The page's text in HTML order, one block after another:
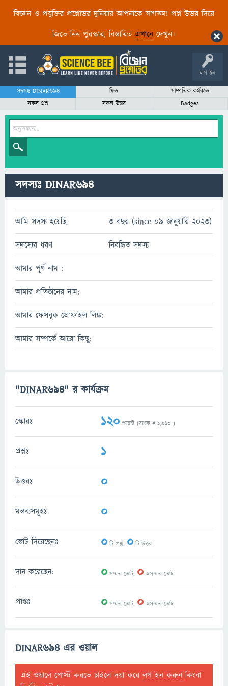
বিজ্ঞান ও প্রযুক্তির প্রশ্নোত্তর দুনিয়ায় আপনাকে স্বাগতম! প্রশ্ন-উত্তর দিয়ে
জিতে নিন পুরস্কার, বিস্তারিত এখানেদেখুন।
লগ ইন
সদস্যঃ DINAR694 ফিড
সাম্প্রতিক কর্মকান্ড
সকল প্রশ্ন
সকল উত্তর Badges
সদস্যঃ DINAR694
আমি সদস্য হয়েছি 3 বছর (since 09 জানুয়ারি 2023)
সদস্যের ধরণ নিবন্ধিত সদস্য
আমার পূর্ণ নাম :
আমার প্রতিষ্ঠানের নাম:
আমার ফেসবুক প্রোফাইল লিঙ্ক:
আমার সম্পর্কে আরো কিছু:
"DINAR694" র কার্যক্রম
স্কোরঃ 120 পয়েন্ট (র‌্যাংক # 1,910 )
প্রশ্নঃ 1
উত্তরঃ 0
মন্তব্যসমূহঃ 0
ভোট দিয়েছেনঃ 0টি প্রশ্ন, 0টি উত্তর
দান করেছেন: 0সম্মত ভোট, 0অসম্মত ভোট
প্রাপ্তঃ 0সম্মত ভোট, 0অসম্মত ভোট
DINAR694 এর ওয়াল
এই ওয়ালে পোস্ট করতে চাইলে দয়া করেলগ ইন করুনকিংবা